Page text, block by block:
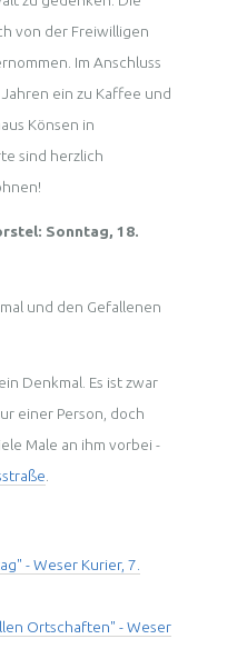
von der Freiwilligen
Im Anschluss
ein zu Kaffee und
Könsen in
sind herzlich
Sonntag, 18.
und den Gefallenen
Denkmal. Es ist zwar
einer Person, doch
Male an ihm vorbei -
.
- Weser Kurier, 7.
Ortschaften" - Weser